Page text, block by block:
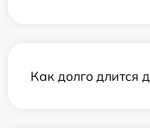
Как долго длится